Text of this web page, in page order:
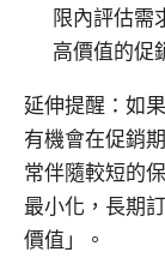
限內評估需
高價值的促
延伸提醒：如
有機會在促銷
常伴隨較短的
最小化，長期
價值」。